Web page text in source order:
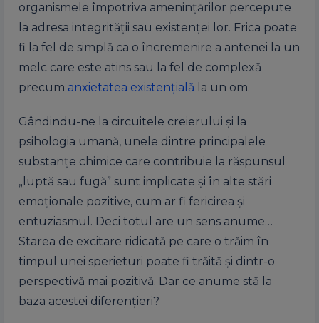
organismele împotriva amenințărilor percepute
la adresa integrității sau existenței lor. Frica poate
fi la fel de simplă ca o încremenire a antenei la un
melc care este atins sau la fel de complexă
precum anxietatea existențială la un om.
Gândindu-ne la circuitele creierului și la
psihologia umană, unele dintre principalele
substanțe chimice care contribuie la răspunsul
„luptă sau fugă” sunt implicate și în alte stări
emoționale pozitive, cum ar fi fericirea și
entuziasmul. Deci totul are un sens anume…
Starea de excitare ridicată pe care o trăim în
timpul unei sperieturi poate fi trăită și dintr-o
perspectivă mai pozitivă. Dar ce anume stă la
baza acestei diferențieri?